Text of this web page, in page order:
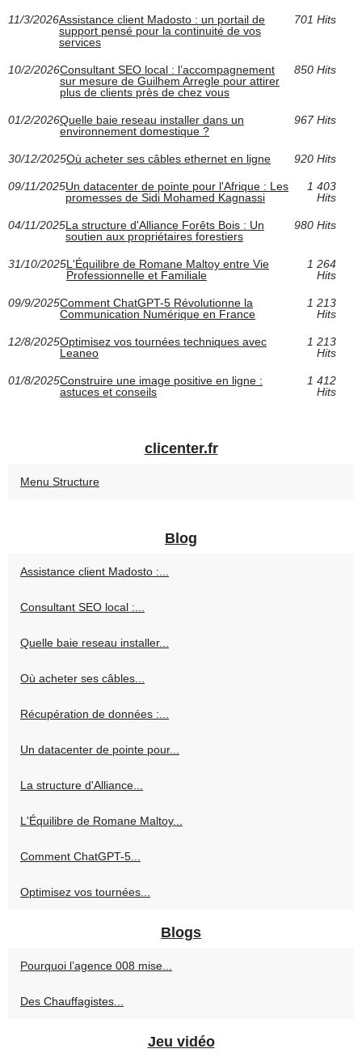
11/3/2026Assistance client Madosto : un portail de
support pensé pour la continuité de vos
services
701 Hits
10/2/2026Consultant SEO local : l’accompagnement
sur mesure de Guilhem Arregle pour attirer
plus de clients près de chez vous
850 Hits
01/2/2026Quelle baie reseau installer dans un
environnement domestique ?
967 Hits
30/12/2025Où acheter ses câbles ethernet en ligne 920 Hits
09/11/2025Un datacenter de pointe pour l'Afrique : Les
promesses de Sidi Mohamed Kagnassi
1 403
Hits
04/11/2025La structure d'Alliance Forêts Bois : Un
soutien aux propriétaires forestiers
980 Hits
31/10/2025L'Équilibre de Romane Maltoy entre Vie
Professionnelle et Familiale
1 264
Hits
09/9/2025Comment ChatGPT-5 Révolutionne la
Communication Numérique en France
1 213
Hits
12/8/2025Optimisez vos tournées techniques avec
Leaneo
1 213
Hits
01/8/2025Construire une image positive en ligne :
astuces et conseils
1 412
Hits
clicenter.fr
Menu Structure
Blog
Assistance client Madosto :...
Consultant SEO local :...
Quelle baie reseau installer...
Où acheter ses câbles...
Récupération de données :...
Un datacenter de pointe pour...
La structure d'Alliance...
L'Équilibre de Romane Maltoy...
Comment ChatGPT-5...
Optimisez vos tournées...
Blogs
Pourquoi l’agence 008 mise...
Des Chauffagistes...
Jeu vidéo